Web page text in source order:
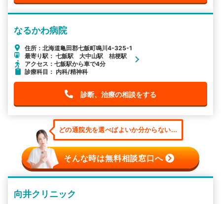
なるかわ病院
住所：北海道亀田郡七飯町鳴川4-325-1
最寄り駅： 七飯駅 大中山駅 桔梗駅
アクセス：七飯駅から車で4分
診療科目： 内科/精神科
診断、治療の相談をする
どの通院先を選べばよいか分からない...
そんな時は無料相談窓口へ
向井クリニック